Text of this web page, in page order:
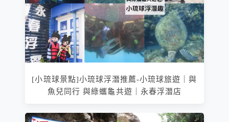
[小琉球景點]小琉球浮潛推薦-小琉球旅遊｜與
魚兒同行 與綠蠵龜共遊｜永春浮潛店